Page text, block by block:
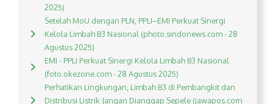
2025)
Setelah MoU dengan PLN, PPLI–EMI Perkuat Sinergi
Kelola Limbah B3 Nasional (photo.sindonews.com - 28
Agustus 2025)
EMI - PPLI Perkuat Sinergi Kelola Limbah B3 Nasional
(foto.okezone.com - 28 Agustus 2025)
Perhatikan Lingkungan, Limbah B3 di Pembangkit dan
Distribusi Listrik Jangan Dianggap Sepele (jawapos.com